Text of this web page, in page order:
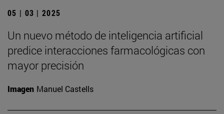
05 | 03 | 2025
Un nuevo método de inteligencia artificial
predice interacciones farmacológicas con
mayor precisión
Imagen Manuel Castells